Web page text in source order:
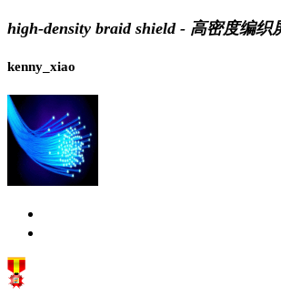
high-density braid shield - 高密度编织
kenny_xiao